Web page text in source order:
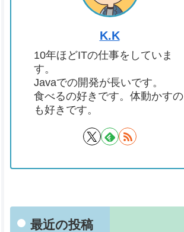
K.K
10年ほどITの仕事をしていま
す。
Javaでの開発が長いです。
食べるの好きです。体動かすの
も好きです。
最近の投稿